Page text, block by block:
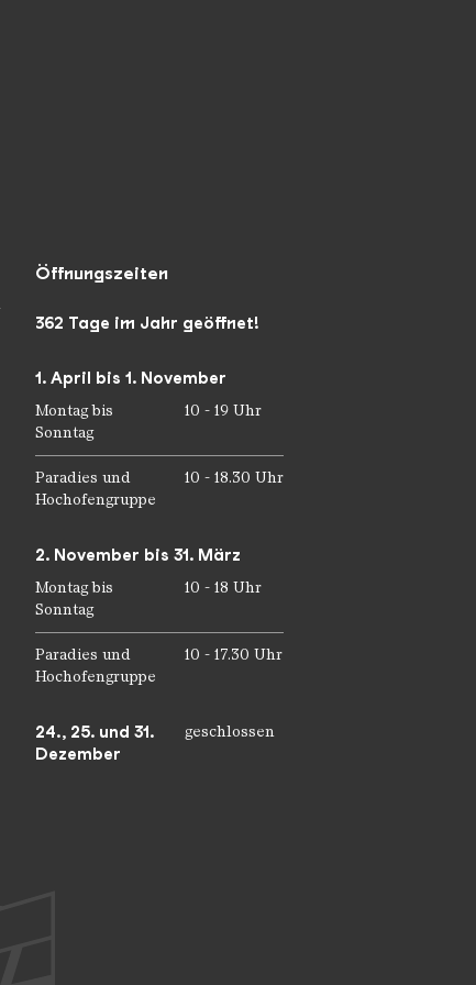
Öffnungszeiten
362 Tage im Jahr geöffnet!
1. April bis 1. November
Montag bis
Sonntag
10 - 19 Uhr
Paradies und
Hochofengruppe
10 - 18.30 Uhr
2. November bis 31. März
Montag bis
Sonntag
10 - 18 Uhr
Paradies und
Hochofengruppe
10 - 17.30 Uhr
24., 25. und 31.
Dezember
geschlossen